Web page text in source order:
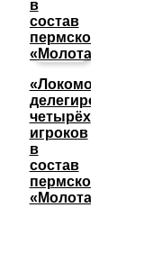
«Локомотив»
делегировал
четырёх
игроков
в
состав
пермского
«Молота»